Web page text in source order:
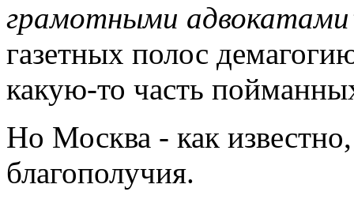
грамотными
газетных полос
какую-то часть
Но Москва - как
благополучия.